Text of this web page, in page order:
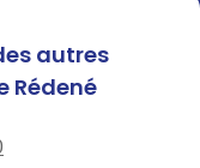
autres
Rédené